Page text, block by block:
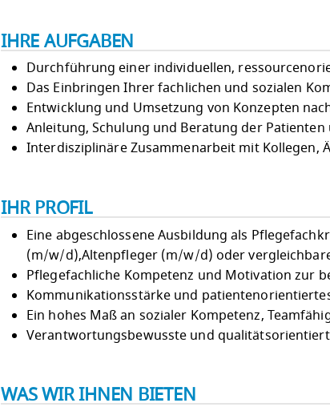
IHRE AUFGABEN
Durchführung einer individuellen,
Das Einbringen Ihrer fachlichen und sozialen
Entwicklung und Umsetzung von Konzepten
Anleitung, Schulung und Beratung der
Interdisziplinäre Zusammenarbeit mit Kollegen,
IHR PROFIL
Eine abgeschlossene Ausbildung als
(m/w/d),Altenpfleger (m/w/d) oder
Pflegefachliche Kompetenz und Motivation zur
Kommunikationsstärke und
Ein hohes Maß an sozialer Kompetenz,
Verantwortungsbewusste und
WAS WIR IHNEN BIETEN